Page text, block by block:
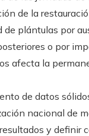
de la
de plántulas por
o por
afecta la
de datos
nacional de
y definir